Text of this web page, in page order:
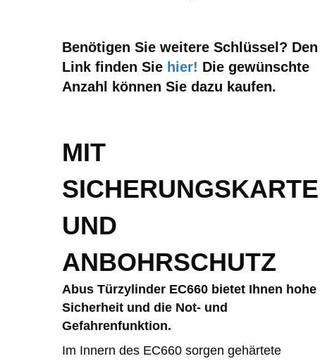
Benötigen Sie weitere Schlüssel? Den
Link finden Sie hier! Die gewünschte
Anzahl können Sie dazu kaufen.
MIT
SICHERUNGSKARTE
UND
ANBOHRSCHUTZ
Abus Türzylinder EC660 bietet Ihnen hohe
Sicherheit und die Not- und
Gefahrenfunktion.
Im Innern des EC660 sorgen gehärtete